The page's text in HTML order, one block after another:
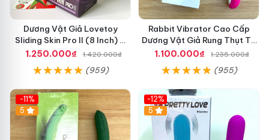
Dương Vật Giả Lovetoy
Sliding Skin Pro II (8 Inch) –
Chất Liệu Silicon 2 Lớp, Rung
1.250.000₫ 1.420.000₫
(959)
Rabbit Vibrator Cao Cấp
Dương Vật Giả Rung Thụt Tự
Động, Phát Nhiệt Tăng Khoái
1.100.000₫ 1.235.000₫
(955)
-11%
5
-12%
5